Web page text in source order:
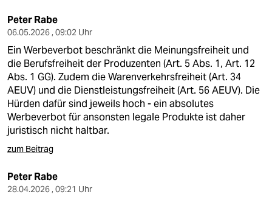
Peter Rabe
06.05.2026 , 09:02 Uhr
Ein Werbeverbot beschränkt die Meinungsfreiheit und
die Berufsfreiheit der Produzenten (Art. 5 Abs. 1, Art. 12
Abs. 1 GG). Zudem die Warenverkehrsfreiheit (Art. 34
AEUV) und die Dienstleistungsfreiheit (Art. 56 AEUV). Die
Hürden dafür sind jeweils hoch - ein absolutes
Werbeverbot für ansonsten legale Produkte ist daher
juristisch nicht haltbar.
zum Beitrag
Peter Rabe
28.04.2026 , 09:21 Uhr